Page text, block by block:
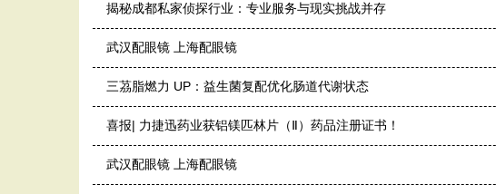
揭秘成都私家侦探行业：专业服务与现实挑战并存
武汉配眼镜 上海配眼镜
三茘脂燃力 UP：益生菌复配优化肠道代谢状态
喜报| 力捷迅药业获铝镁匹林片（Ⅱ）药品注册证书！
武汉配眼镜 上海配眼镜